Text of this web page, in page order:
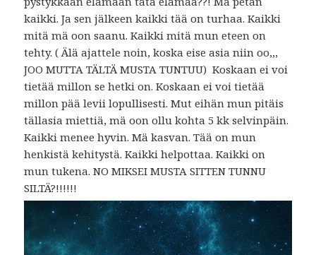
kaikki. Ja sen jälkeen kaikki tää on turhaa. Kaikki
mitä mä oon saanu. Kaikki mitä mun eteen on
tehty. ( Älä ajattele noin, koska eise asia niin oo,,,
JOO MUTTA TÄLTÄ MUSTA TUNTUU) Koskaan ei voi
tietää millon se hetki on. Koskaan ei voi tietää
millon pää levii lopullisesti. Mut eihän mun pitäis
tällasia miettiä, mä oon ollu kohta 5 kk selvinpäin.
Kaikki menee hyvin. Mä kasvan. Tää on mun
henkistä kehitystä. Kaikki helpottaa. Kaikki on
mun tukena. NO MIKSEI MUSTA SITTEN TUNNU
SILTÄ?!!!!!!